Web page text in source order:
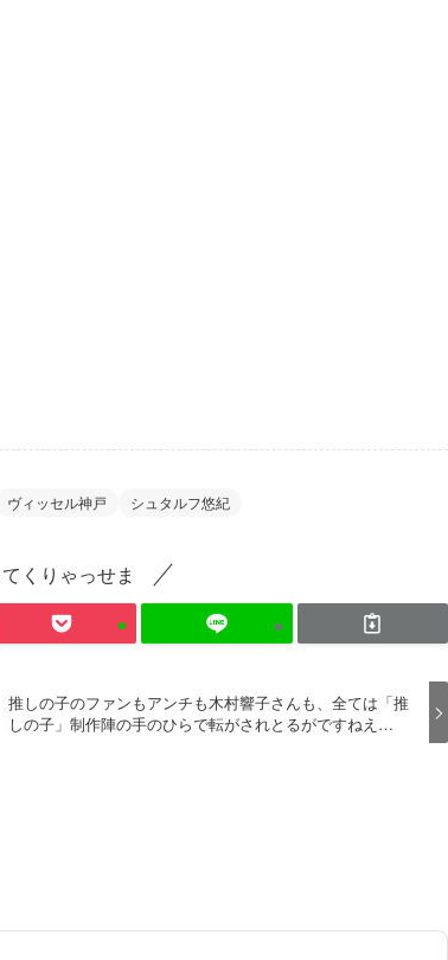
ヴィッセル神戸 シュタルフ悠紀
くりゃっせま
推しの子のファンもアンチも木村響子さんも、全ては「推
しの子」制作陣の手のひらで転がされとるがですねえ…